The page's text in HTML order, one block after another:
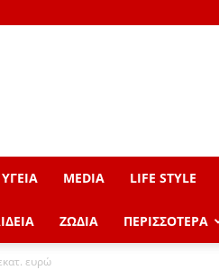
ΥΓΕΙΑ MEDIA LIFE STYLE
ΖΩΔΙΑ ΠΕΡΙΣΣΟΤΕΡΑ
ευρώ